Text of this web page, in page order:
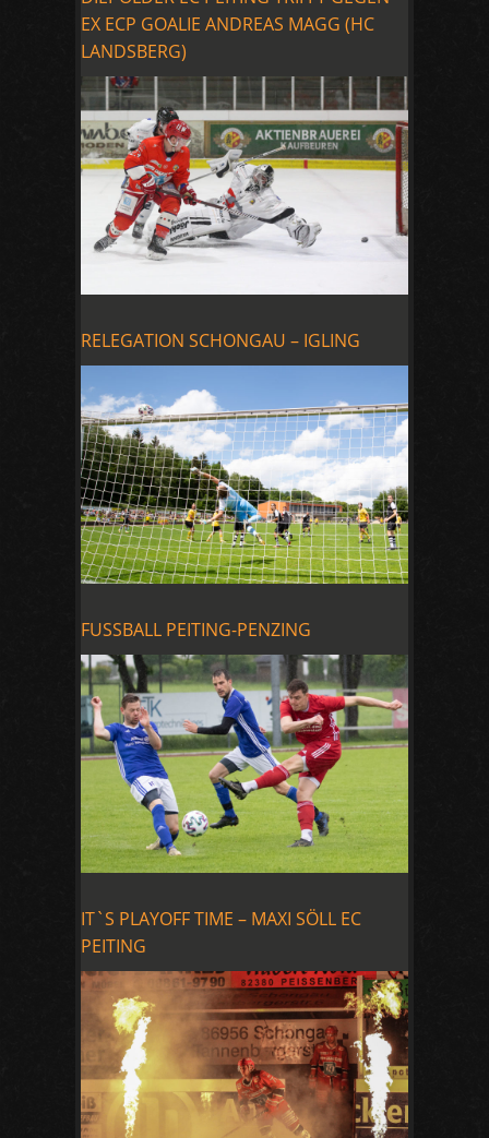
EX ECP GOALIE ANDREAS MAGG (HC
LANDSBERG)
RELEGATION SCHONGAU – IGLING
FUSSBALL PEITING-PENZING
IT`S PLAYOFF TIME – MAXI SÖLL EC
PEITING